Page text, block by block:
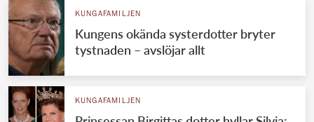
UTLÄNDSKT
KÄNDISAR
VÄRLDENS KUNGAHUS
Svenska kungahuset
Brittiska kungahuset
KUNGAFAMILJEN
Kungens okända systerdotter bryter
tystnaden – avslöjar allt
KUNGAFAMILJEN